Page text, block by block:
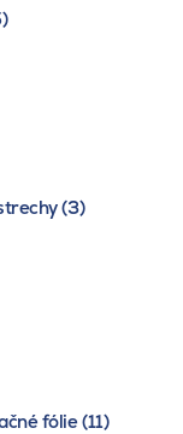
(3)
fólie (11)